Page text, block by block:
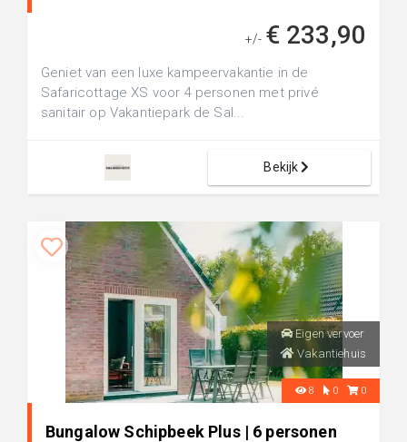
+/- € 233,90
Geniet van een luxe kampeervakantie in de
Safaricottage XS voor 4 personen met privé
sanitair op Vakantiepark de Sal...
Bekijk
Eigen vervoer
Vakantiehuis
8 0 0
Bungalow Schipbeek Plus | 6 personen